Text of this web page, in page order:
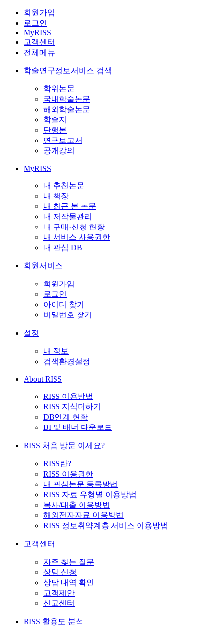
회원가입
로그인
MyRISS
고객센터
전체메뉴
학술연구정보서비스 검색
학위논문
국내학술논문
해외학술논문
학술지
단행본
연구보고서
공개강의
MyRISS
내 추천논문
내 책장
내 최근 본 논문
내 저작물관리
내 구매·신청 현황
내 서비스 사용권한
내 관심 DB
회원서비스
회원가입
로그인
아이디 찾기
비밀번호 찾기
설정
내 정보
검색환경설정
About RISS
RISS 이용방법
RISS 지식더하기
DB연계 현황
BI 및 배너 다운로드
RISS 처음 방문 이세요?
RISS란?
RISS 이용권한
내 관심논문 등록방법
RISS 자료 유형별 이용방법
복사/대출 이용방법
해외전자자료 이용방법
RISS 정보취약계층 서비스 이용방법
고객센터
자주 찾는 질문
상담 신청
상담 내역 확인
고객제안
신고센터
RISS 활용도 분석